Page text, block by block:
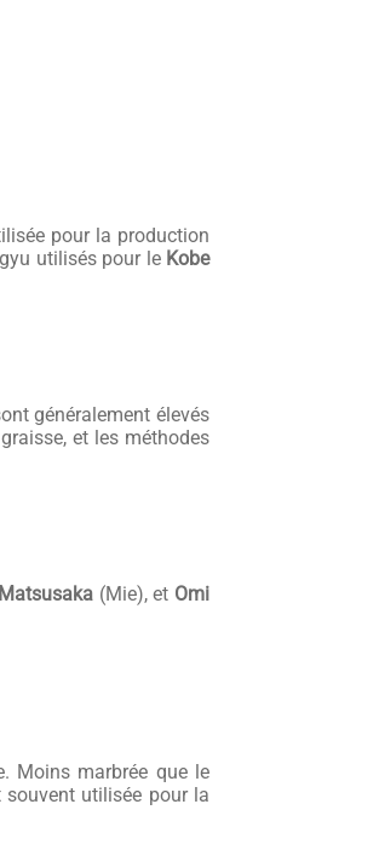
pour la production
utilisés pour le Kobe
généralement élevés
et les méthodes
Matsusaka (Mie), et Omi
Moins marbrée que le
souvent utilisée pour la